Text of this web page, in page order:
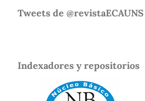
Tweets de @revistaECAUNS
Indexadores y repositorios